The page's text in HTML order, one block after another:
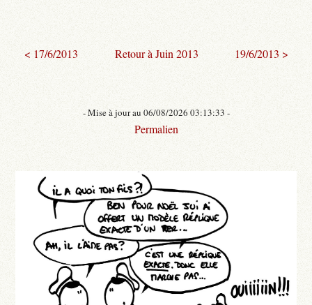
< 17/6/2013 Retour à Juin 2013 19/6/2013 >
- Mise à jour au 06/08/2026 03:13:33 -
Permalien